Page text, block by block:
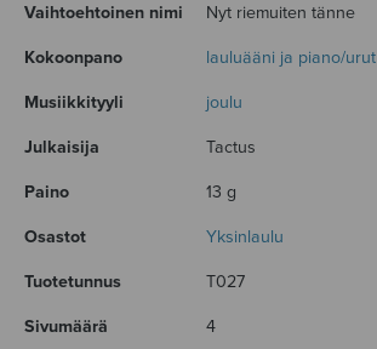
Vaihtoehtoinen nimi Nyt riemuiten tänne
Kokoonpano lauluääni ja piano/urut
Musiikkityyli joulu
Julkaisija Tactus
Paino 13 g
Osastot Yksinlaulu
Tuotetunnus T027
Sivumäärä 4